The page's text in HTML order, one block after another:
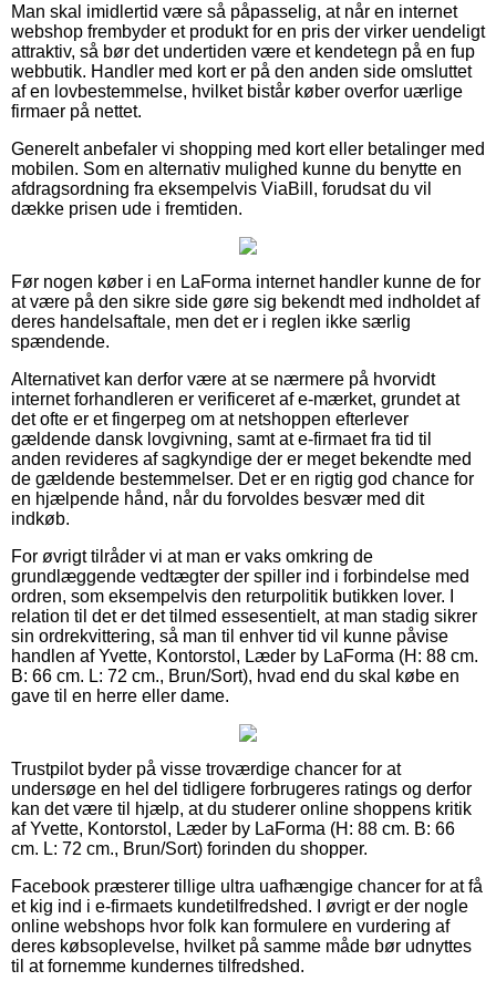
Man skal imidlertid være så påpasselig, at når en internet
webshop frembyder et produkt for en pris der virker uendeligt
attraktiv, så bør det undertiden være et kendetegn på en fup
webbutik. Handler med kort er på den anden side omsluttet
af en lovbestemmelse, hvilket bistår køber overfor uærlige
firmaer på nettet.
Generelt anbefaler vi shopping med kort eller betalinger med
mobilen. Som en alternativ mulighed kunne du benytte en
afdragsordning fra eksempelvis ViaBill, forudsat du vil
dække prisen ude i fremtiden.
Før nogen køber i en LaForma internet handler kunne de for
at være på den sikre side gøre sig bekendt med indholdet af
deres handelsaftale, men det er i reglen ikke særlig
spændende.
Alternativet kan derfor være at se nærmere på hvorvidt
internet forhandleren er verificeret af e-mærket, grundet at
det ofte er et fingerpeg om at netshoppen efterlever
gældende dansk lovgivning, samt at e-firmaet fra tid til
anden revideres af sagkyndige der er meget bekendte med
de gældende bestemmelser. Det er en rigtig god chance for
en hjælpende hånd, når du forvoldes besvær med dit
indkøb.
For øvrigt tilråder vi at man er vaks omkring de
grundlæggende vedtægter der spiller ind i forbindelse med
ordren, som eksempelvis den returpolitik butikken lover. I
relation til det er det tilmed essesentielt, at man stadig sikrer
sin ordrekvittering, så man til enhver tid vil kunne påvise
handlen af Yvette, Kontorstol, Læder by LaForma (H: 88 cm.
B: 66 cm. L: 72 cm., Brun/Sort), hvad end du skal købe en
gave til en herre eller dame.
Trustpilot byder på visse troværdige chancer for at
undersøge en hel del tidligere forbrugeres ratings og derfor
kan det være til hjælp, at du studerer online shoppens kritik
af Yvette, Kontorstol, Læder by LaForma (H: 88 cm. B: 66
cm. L: 72 cm., Brun/Sort) forinden du shopper.
Facebook præsterer tillige ultra uafhængige chancer for at få
et kig ind i e-firmaets kundetilfredshed. I øvrigt er der nogle
online webshops hvor folk kan formulere en vurdering af
deres købsoplevelse, hvilket på samme måde bør udnyttes
til at fornemme kundernes tilfredshed.